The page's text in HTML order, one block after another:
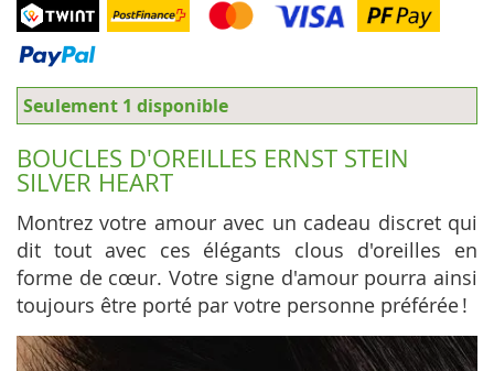
Seulement 1 disponible
BOUCLES D'OREILLES ERNST STEIN
SILVER HEART
Montrez votre amour avec un cadeau discret qui
dit tout avec ces élégants clous d'oreilles en
forme de cœur. Votre signe d'amour pourra ainsi
toujours être porté par votre personne préférée !